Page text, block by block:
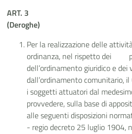
ART. 3
(Deroghe)
Per la realizzazione delle
ordinanza, nel rispetto dei
dell’ordinamento giuridico e
dall’ordinamento comunitario,
i soggetti attuatori dal
provvedere, sulla base di
alle seguenti disposizioni
- regio decreto 25 luglio 1904,